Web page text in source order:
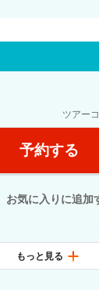
日本語ガイドが
◎新市庁舎
◎バイエルン国立
●フラウエン教会
ゾーンM内)にて終
ツアー
予約する
お気に入りに追加
2名
もっと見る